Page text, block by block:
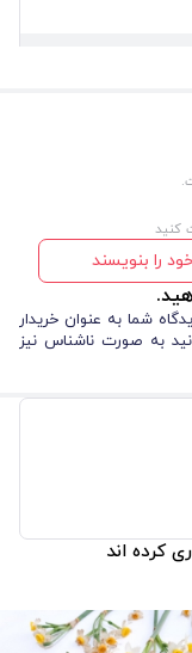
کنید
را بنویسند
شما به عنوان خریدار
به صورت ناشناس نیز
کرده اند